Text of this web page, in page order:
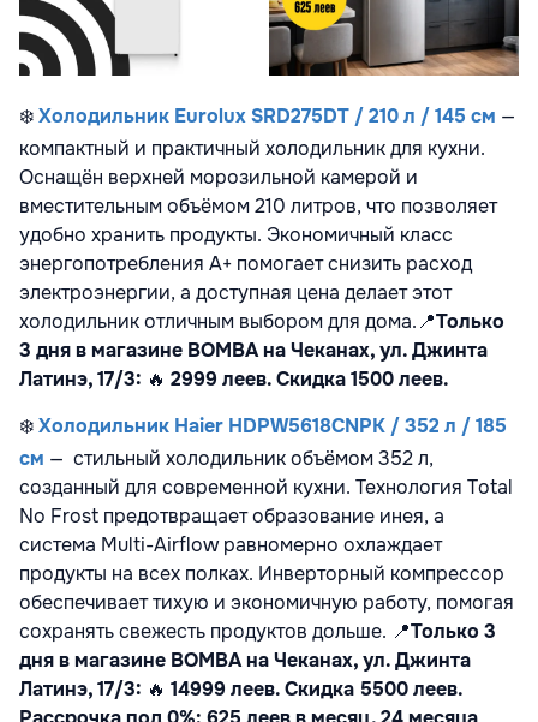
❄️Холодильник Eurolux SRD275DT / 210 л / 145 см —
компактный и практичный холодильник для кухни.
Оснащён верхней морозильной камерой и
вместительным объёмом 210 литров, что позволяет
удобно хранить продукты. Экономичный класс
энергопотребления A+ помогает снизить расход
электроэнергии, а доступная цена делает этот
холодильник отличным выбором для дома.📍Только
3 дня в магазине BOMBA на Чеканах, ул. Джинта
Латинэ, 17/3: 🔥 2999 леев. Скидка 1500 леев.
❄️Холодильник Haier HDPW5618CNPK / 352 л / 185
см — стильный холодильник объёмом 352 л,
созданный для современной кухни. Технология Total
No Frost предотвращает образование инея, а
система Multi-Airflow равномерно охлаждает
продукты на всех полках. Инверторный компрессор
обеспечивает тихую и экономичную работу, помогая
сохранять свежесть продуктов дольше. 📍Только 3
дня в магазине BOMBA на Чеканах, ул. Джинта
Латинэ, 17/3: 🔥 14999 леев. Скидка 5500 леев.